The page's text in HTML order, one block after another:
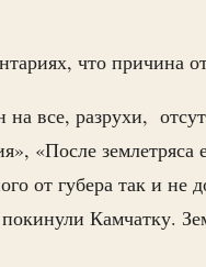
что причина
все, разрухи,
«После
от губера так и не
Камчатку.